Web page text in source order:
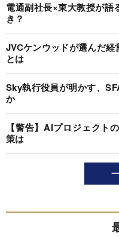
電通副社長×東大教授が語
き？
JVCケンウッドが選んだ
とは
Sky執行役員が明かす、
か
【警告】AIプロジェクト
策は